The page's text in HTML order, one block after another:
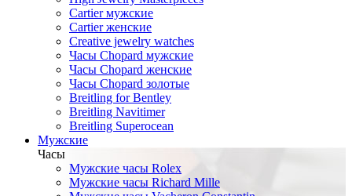
Cartier мужские
Cartier женские
Creative jewelry watches
Часы Chopard мужские
Часы Сhopard женские
Часы Сhopard золотые
Breitling for Bentley
Breitling Navitimer
Breitling Superocean
Мужские
Часы
Мужские часы Rolex
Мужские часы Richard Mille